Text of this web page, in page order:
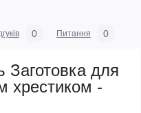
0 Питання 0
Заготовка для
хрестиком -